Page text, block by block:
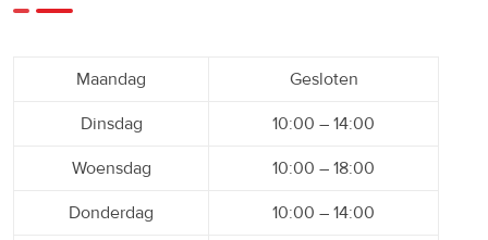
Maandag Gesloten
Dinsdag 10:00 – 14:00
Woensdag 10:00 – 18:00
Donderdag 10:00 – 14:00